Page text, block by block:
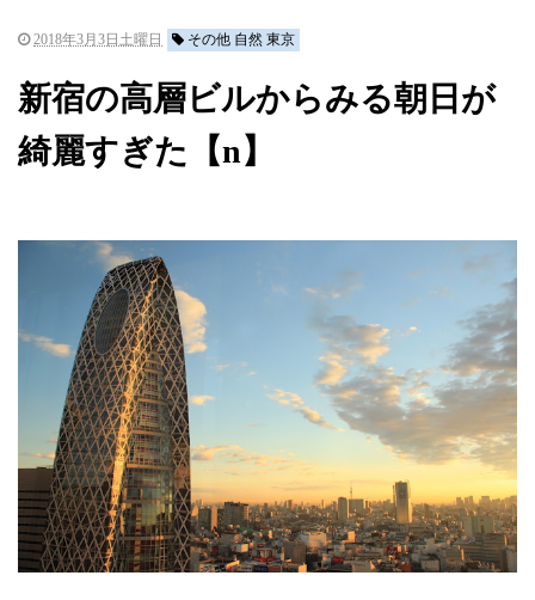
2018年3月3日土曜日 その他 自然 東京
新宿の高層ビルからみる朝日が
綺麗すぎた【n】